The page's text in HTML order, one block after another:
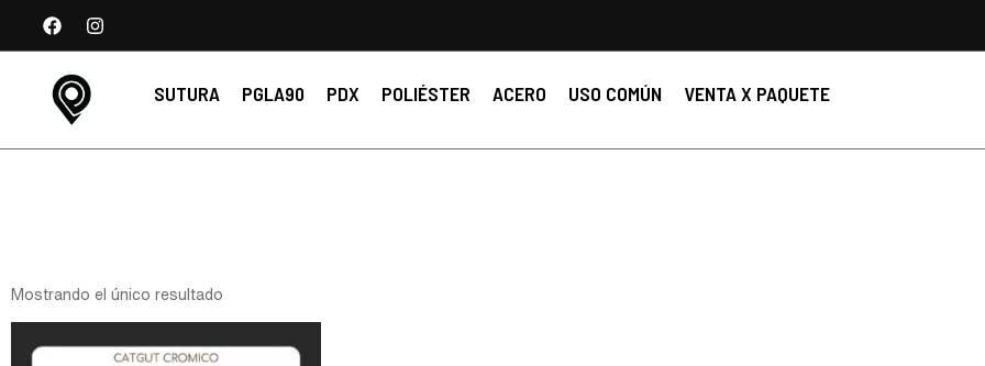
SUTURA PGLA90 PDX POLIÉSTER ACERO USO COMÚN VENTA X PAQUETE
Mostrando el único resultado